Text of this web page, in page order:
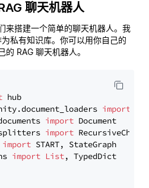
聊天机器人
来搭建一个简单的聊天机器人。我
为私有知识库。你可以用你自己的
RAG 聊天机器人。
import
import
import
import
import List, TypedDict